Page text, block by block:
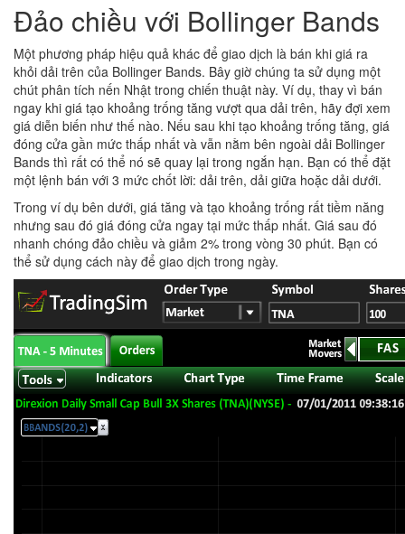
Đảo chiều với Bollinger Bands
Một phương pháp hiệu quả khác để giao dịch là bán khi giá ra
khỏi dải trên của Bollinger Bands. Bây giờ chúng ta sử dụng một
chút phân tích nến Nhật trong chiến thuật này. Ví dụ, thay vì bán
ngay khi giá tạo khoảng trống tăng vượt qua dải trên, hãy đợi xem
giá diễn biến như thế nào. Nếu sau khi tạo khoảng trống tăng, giá
đóng cửa gần mức thấp nhất và vẫn nằm bên ngoài dải Bollinger
Bands thì rất có thể nó sẽ quay lại trong ngắn hạn. Bạn có thể đặt
một lệnh bán với 3 mức chốt lời: dải trên, dải giữa hoặc dải dưới.
Trong ví dụ bên dưới, giá tăng và tạo khoảng trống rất tiềm năng
nhưng sau đó giá đóng cửa ngay tại mức thấp nhất. Giá sau đó
nhanh chóng đảo chiều và giảm 2% trong vòng 30 phút. Bạn có
thể sử dụng cách này để giao dịch trong ngày.